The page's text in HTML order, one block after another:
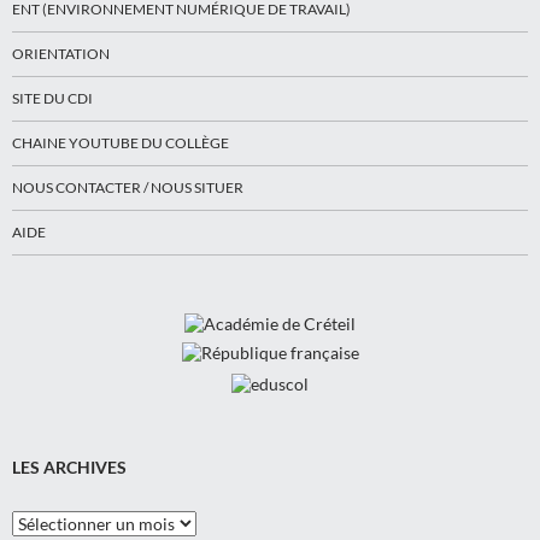
ENT (ENVIRONNEMENT NUMÉRIQUE DE TRAVAIL)
ORIENTATION
SITE DU CDI
CHAINE YOUTUBE DU COLLÈGE
NOUS CONTACTER / NOUS SITUER
AIDE
LES ARCHIVES
Les